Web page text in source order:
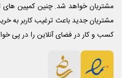
مشتریان خواهد شد. چنین کمپین
مشتریان جدید باعث ترغیب کاربر به
کسب و کار در فضای آنلاین را در پی